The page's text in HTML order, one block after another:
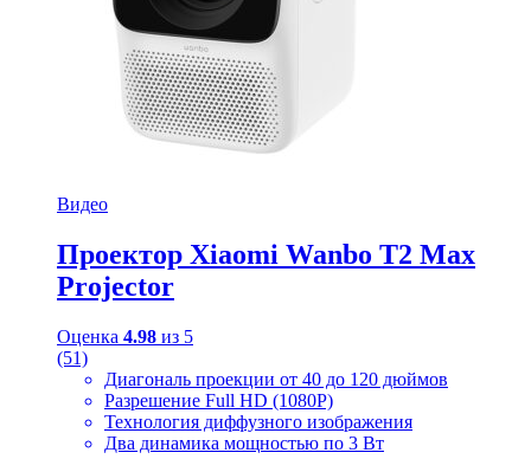
Видео
Проектор Xiaomi Wanbo T2 Max
Projector
Оценка 4.98 из 5
(51)
Диагональ проекции от 40 до 120 дюймов
Разрешение Full HD (1080Р)
Технология диффузного изображения
Два динамика мощностью по 3 Вт